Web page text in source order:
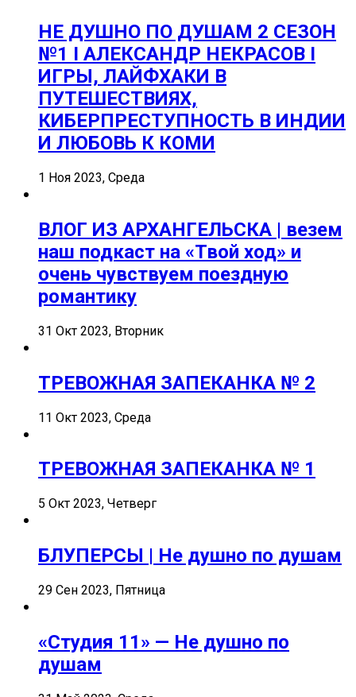
НЕ ДУШНО ПО ДУШАМ 2 СЕЗОН
№1 I АЛЕКСАНДР НЕКРАСОВ I
ИГРЫ, ЛАЙФХАКИ В
ПУТЕШЕСТВИЯХ,
КИБЕРПРЕСТУПНОСТЬ В ИНДИИ
И ЛЮБОВЬ К КОМИ
1 Ноя 2023, Среда
ВЛОГ ИЗ АРХАНГЕЛЬСКА | везем
наш подкаст на «Твой ход» и
очень чувствуем поездную
романтику
31 Окт 2023, Вторник
ТРЕВОЖНАЯ ЗАПЕКАНКА № 2
11 Окт 2023, Среда
ТРЕВОЖНАЯ ЗАПЕКАНКА № 1
5 Окт 2023, Четверг
БЛУПЕРСЫ | Не душно по душам
29 Сен 2023, Пятница
«Студия 11» — Не душно по
душам